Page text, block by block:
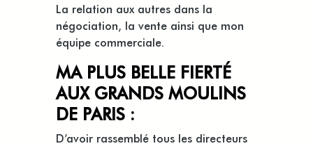
La relation aux autres dans la
négociation, la vente ainsi que mon
équipe commerciale.
MA PLUS BELLE FIERTÉ
AUX GRANDS MOULINS
DE PARIS :
D’avoir rassemblé tous les directeurs